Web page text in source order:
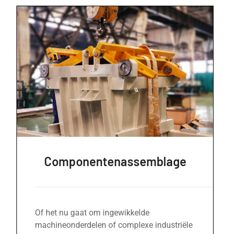
Componentenassemblage
Of het nu gaat om ingewikkelde
machineonderdelen of complexe industriële